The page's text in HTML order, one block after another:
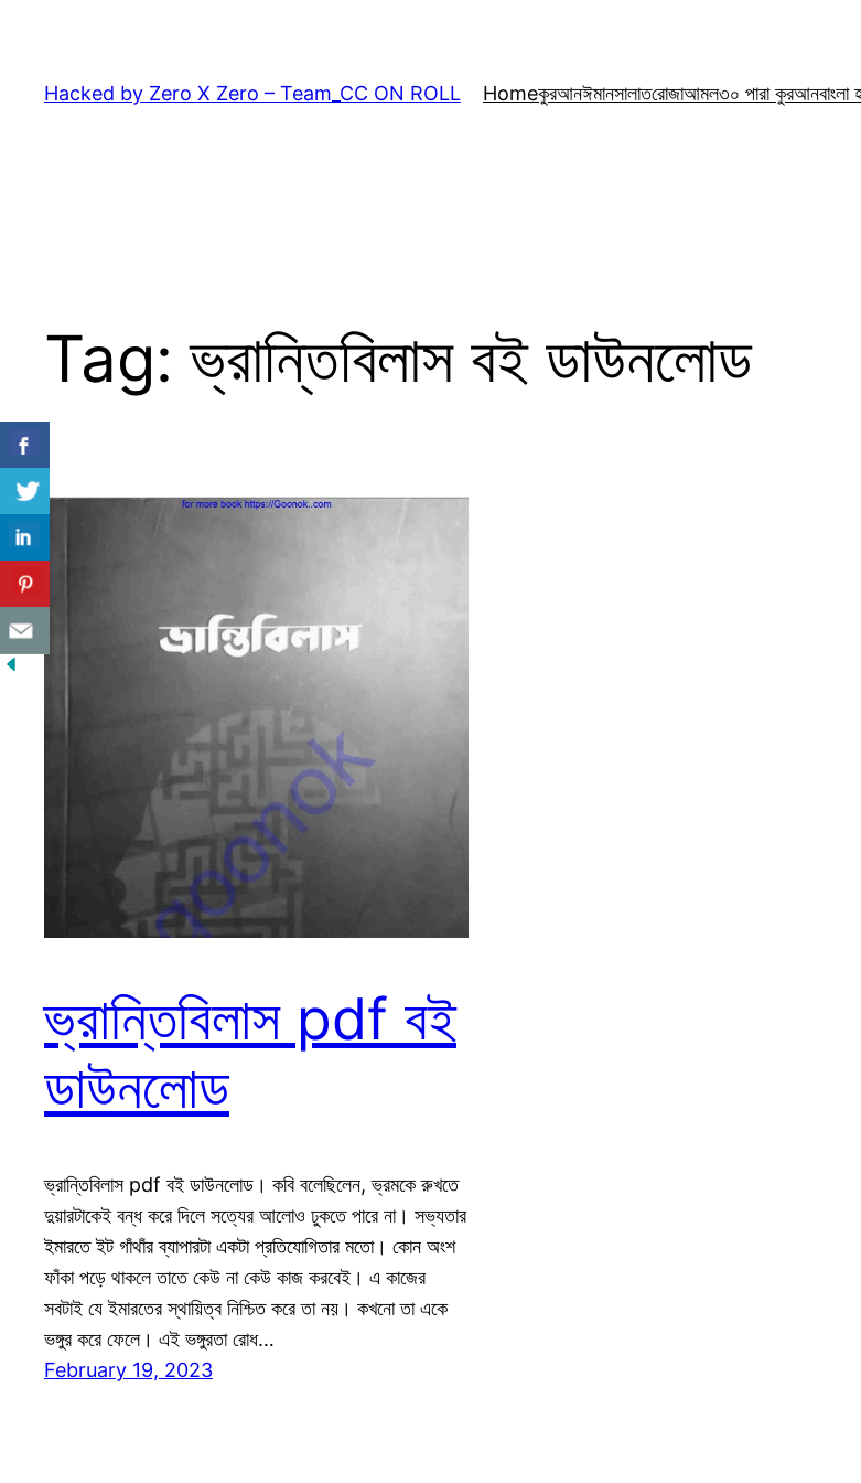
content
Hacked by Zero X Zero – Team_CC ON ROLL Homeকুরআনঈমানসালাতরোজাআমল৩০ পারা কুরআনবাংলা
Tag:ভ্রান্তিবিলাস বই ডাউনলোড
ভ্রান্তিবিলাস pdf বই
ডাউনলোড
ভ্রান্তিবিলাস pdf বই ডাউনলোড। কবি বলেছিলেন, ভ্রমকে রুখতে
দুয়ারটাকেই বন্ধ করে দিলে সত্যের আলোও ঢুকতে পারে না। সভ্যতার
ইমারতে ইট গাঁথাঁর ব্যাপারটা একটা প্রতিযোগিতার মতো। কোন অংশ
ফাঁকা পড়ে থাকলে তাতে কেউ না কেউ কাজ করবেই। এ কাজের
সবটাই যে ইমারতের স্থায়িত্ব নিশ্চিত করে তা নয়। কখনো তা একে
ভঙ্গুর করে ফেলে। এই ভঙ্গুরতা রোধ…
February 19, 2023